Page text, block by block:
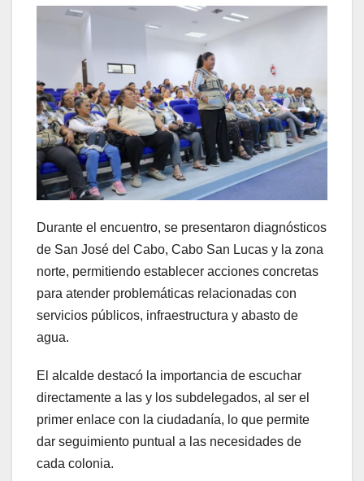
Durante el encuentro, se presentaron diagnósticos
de San José del Cabo, Cabo San Lucas y la zona
norte, permitiendo establecer acciones concretas
para atender problemáticas relacionadas con
servicios públicos, infraestructura y abasto de
agua.
El alcalde destacó la importancia de escuchar
directamente a las y los subdelegados, al ser el
primer enlace con la ciudadanía, lo que permite
dar seguimiento puntual a las necesidades de
cada colonia.